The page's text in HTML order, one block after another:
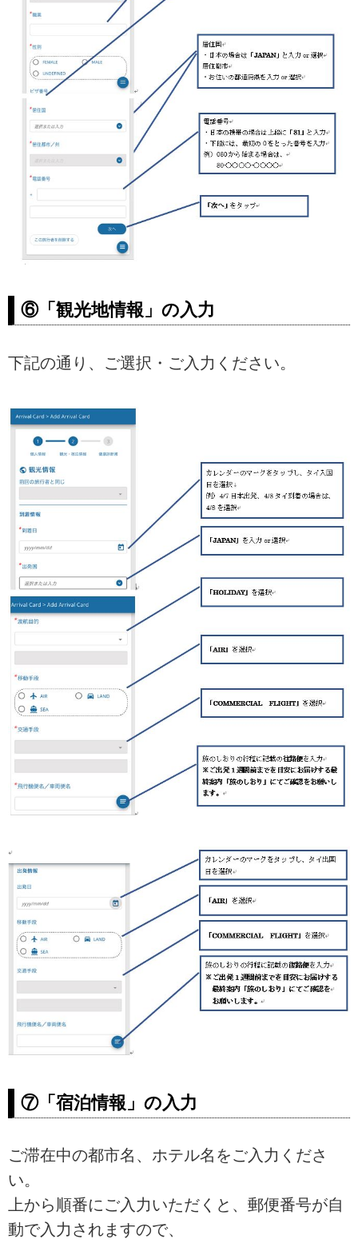
⑥「観光地情報」の入力
下記の通り、ご選択・ご入力ください。
⑦「宿泊情報」の入力
ご滞在中の都市名、ホテル名をご入力くださ
い。
上から順番にご入力いただくと、郵便番号が自
動で入力されますので、